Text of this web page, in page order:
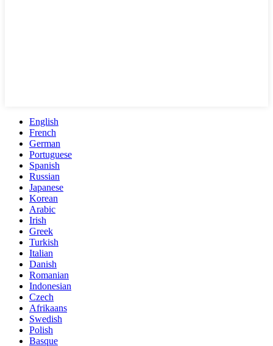
English
French
German
Portuguese
Spanish
Russian
Japanese
Korean
Arabic
Irish
Greek
Turkish
Italian
Danish
Romanian
Indonesian
Czech
Afrikaans
Swedish
Polish
Basque